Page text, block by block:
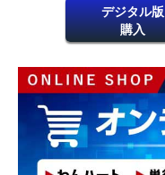
デジタル版
購入